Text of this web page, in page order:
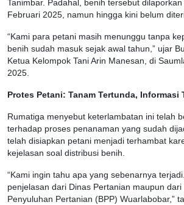
Tanimbar. Padahal, benih tersebut
Februari 2025, namun hingga kini belum
“Kami para petani masih menunggu tanpa
benih sudah masuk sejak awal tahun,” ujar
Ketua Kelompok Tani Arin Manesan, di
2025.
Protes Petani: Tanam Tertunda, Informasi
Rumatiga menyebut keterlambatan ini telah
terhadap proses penanaman yang sudah
telah disiapkan petani menjadi terhambat
kejelasan soal distribusi benih.
“Kami ingin tahu apa yang sebenarnya
penjelasan dari Dinas Pertanian maupun dari
Penyuluhan Pertanian (BPP) Wuarlabobar,”